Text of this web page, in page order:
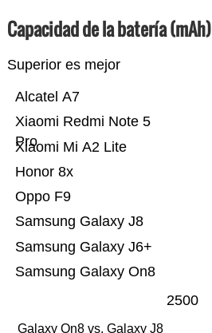
Capacidad de la batería (mAh)
Superior es mejor
Samsung Galaxy On8
Samsung Galaxy J6+
Samsung Galaxy J8
Oppo F9
Honor 8x
Xiaomi Mi A2 Lite
Xiaomi Redmi Note 5
Pro
Alcatel A7
2500
Galaxy On8 vs. Galaxy J8